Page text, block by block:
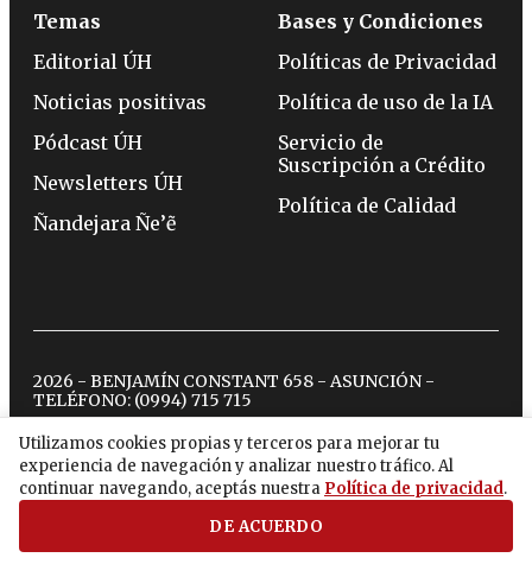
Utilizamos cookies propias y terceros para mejorar tu
experiencia de navegación y analizar nuestro tráfico. Al
continuar navegando, aceptás nuestra Política de privacidad.
DE ACUERDO
Temas
Editorial ÚH
Noticias positivas
Pódcast ÚH
Newsletters ÚH
Ñandejara Ñe’ẽ
Bases y Condiciones
Políticas de Privacidad
Política de uso de la IA
Servicio de
Suscripción a Crédito
Política de Calidad
2026 - BENJAMÍN CONSTANT 658 - ASUNCIÓN -
TELÉFONO: (0994) 715 715
twitterinstagram
facebook
tiktokyoutubespotify